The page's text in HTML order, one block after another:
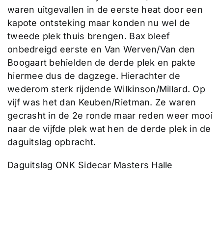
waren uitgevallen in de eerste heat door een
kapote ontsteking maar konden nu wel de
tweede plek thuis brengen. Bax bleef
onbedreigd eerste en Van Werven/Van den
Boogaart behielden de derde plek en pakte
hiermee dus de dagzege. Hierachter de
wederom sterk rijdende Wilkinson/Millard. Op
vijf was het dan Keuben/Rietman. Ze waren
gecrasht in de 2e ronde maar reden weer mooi
naar de vijfde plek wat hen de derde plek in de
daguitslag opbracht.
Daguitslag ONK Sidecar Masters Halle